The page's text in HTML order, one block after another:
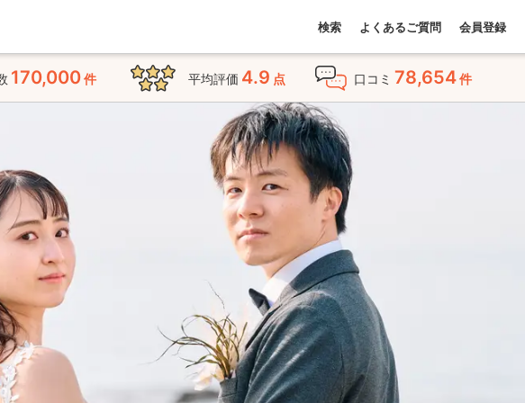
検索 よくあるご質問 会員登録
170,000件 平均評価 4.9 点 口コミ 78,654件